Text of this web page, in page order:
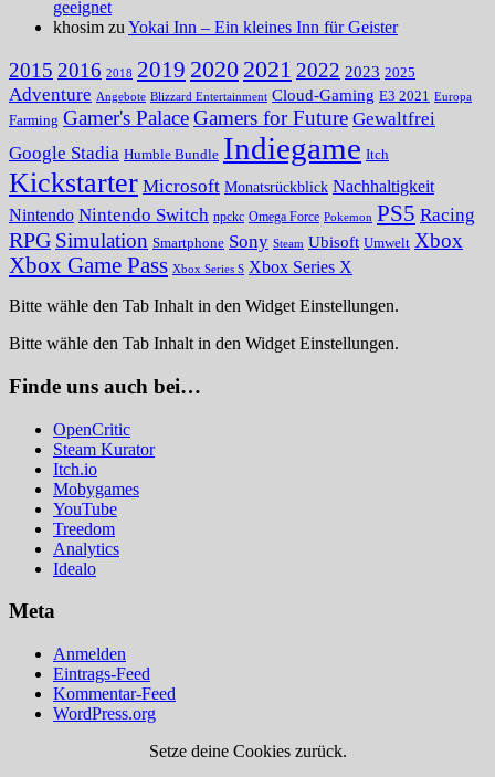
geeignet
khosim zu Yokai Inn – Ein kleines Inn für Geister
2015 2016 2018 2019 2020 2021 2022 2023 2025
Adventure Angebote Blizzard Entertainment Cloud-Gaming E3 2021 Europa
Farming Gamer's PalaceGamers for Future Gewaltfrei
Google Stadia Humble Bundle Indiegame Itch
Kickstarter Microsoft Monatsrückblick Nachhaltigkeit
Nintendo Nintendo Switch npckc Omega Force Pokemon PS5 Racing
RPG Simulation Smartphone Sony Steam Ubisoft Umwelt Xbox
Xbox Game Pass Xbox Series S Xbox Series X
Bitte wähle den Tab Inhalt in den Widget Einstellungen.
Bitte wähle den Tab Inhalt in den Widget Einstellungen.
Finde uns auch bei…
OpenCritic
Steam Kurator
Itch.io
Mobygames
YouTube
Treedom
Analytics
Idealo
Meta
Anmelden
Eintrags-Feed
Kommentar-Feed
WordPress.org
Setze deine Cookies zurück.